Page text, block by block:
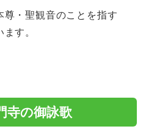
・聖観音のことを指す
す。
寺の御詠歌